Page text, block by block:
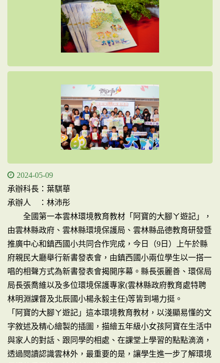
2024-05-09
承辦科長：葉騏華
承辦人 ：林沛彤
全國第一本雲林環境教育教材「阿寶的大腳ㄚ遊記」，
由雲林縣政府、雲林縣環境保護局、雲林縣品德教育研發暨
推廣中心和鎮西國小共同合作完成，今日（9日）上午於縣
府親民大廳舉行新書發表會，由鎮西國小兩位學生以一搭一
唱的相聲方式為新書發表會揭開序幕。縣長張麗善、環保局
局長張喬維以及多位環境保護專家(雲林縣政府教育處特聘
林明淵課督及北辰國小楊永毅主任)等皆到場力挺。
「阿寶的大腳ㄚ遊記」這本環境教育教材，以淺顯易懂的文
字敘述及精心繪製的插圖，描繪五年級小女孩阿寶在生活中
與家人的對話、跟同學的相處、在課堂上學習的點點滴滴，
透過閱讀認識雲林外，最重要的是，讓學生進一步了解環境